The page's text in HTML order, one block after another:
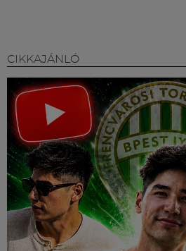
CIKKAJÁNLÓ